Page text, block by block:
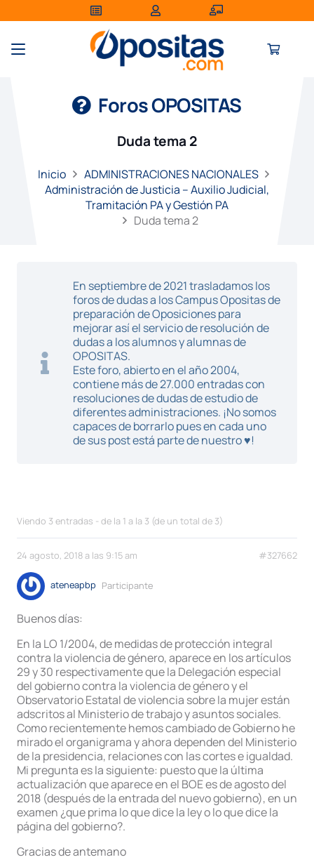
Foros OPOSITAS
Duda tema 2
Inicio
ADMINISTRACIONES NACIONALES
Administración de Justicia – Auxilio Judicial,
Tramitación PA y Gestión PA
Duda tema 2
En septiembre de 2021 trasladamos los
foros de dudas a los Campus Opositas de
preparación de Oposiciones para
mejorar así el servicio de resolución de
dudas a los alumnos y alumnas de
OPOSITAS.
Este foro, abierto en el año 2004,
contiene más de 27.000 entradas con
resoluciones de dudas de estudio de
diferentes administraciones. ¡No somos
capaces de borrarlo pues en cada uno
de sus post está parte de nuestro ♥!
Viendo 3 entradas - de la 1 a la 3 (de un total de 3)
24 agosto, 2018 a las 9:15 am #327662
ateneapbp Participante
Buenos días:
En la LO 1/2004, de medidas de protección integral
contra la violencia de género, aparece en los artículos
29 y 30 respectivamente que la Delegación especial
del gobierno contra la violencia de género y el
Observatorio Estatal de violencia sobre la mujer están
adscritos al Ministerio de trabajo y asuntos sociales.
Como recientemente hemos cambiado de Gobierno he
mirado el organigrama y ahora dependen del Ministerio
de la presidencia, relaciones con las cortes e igualdad.
Mi pregunta es la siguiente: puesto que la última
actualización que aparece en el BOE es de agosto del
2018 (después de la entrada del nuevo gobierno), en un
examen ¿que prima lo que dice la ley o lo que dice la
página del gobierno?.
Gracias de antemano